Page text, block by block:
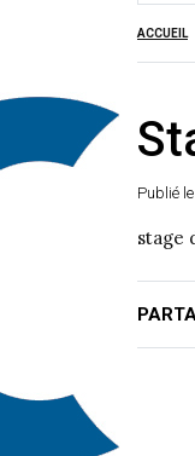
ACCUEIL
Publié le
stage